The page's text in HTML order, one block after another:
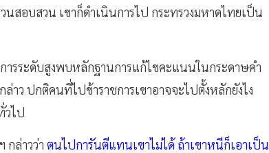
สอบสวน เขาก็ดําเนินการไป กระทรวงมหาดไทยเป็น
ารระดับสูงพบหลักฐานการแก้ไขคะแนนในกระดาษคํา
าว ปกติคนที่ไปข้าราชการเขาอาจจะไปตั้งหลักยังไง
วไป
กล่าวว่า ตนไปการันตีแทนเขาไม่ได้ ถ้าเขาหนีก็เอาเป็น